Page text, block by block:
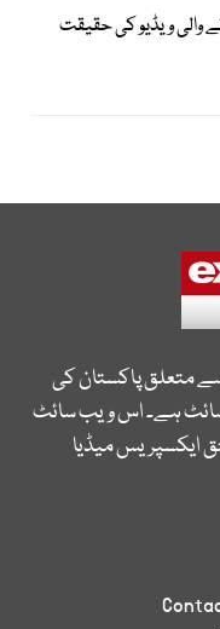
والی ویڈیو کی حقیقت
متعلق پاکستان کی
ہے۔ اس ویب سائٹ
ایکسپریس میڈیا